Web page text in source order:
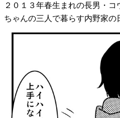
２０１３年春生まれの長男・
ちゃんの三人で暮らす内野家の